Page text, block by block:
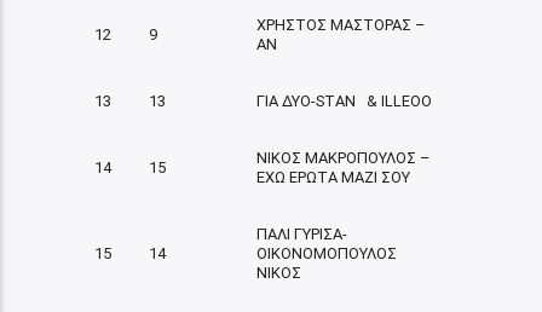
12 9
ΧΡΗΣΤΟΣ ΜΑΣΤΟΡΑΣ –
ΑΝ
13 13 ΓΙΑ ΔΥΟ-STAN & ILLEOO
14 15
ΝΙΚΟΣ ΜΑΚΡΟΠΟΥΛΟΣ –
ΕΧΩ ΕΡΩΤΑ ΜΑΖΙ ΣΟΥ
15 14
ΠΑΛΙ ΓΥΡΙΣΑ-
ΟΙΚΟΝΟΜΟΠΟΥΛΟΣ
ΝΙΚΟΣ